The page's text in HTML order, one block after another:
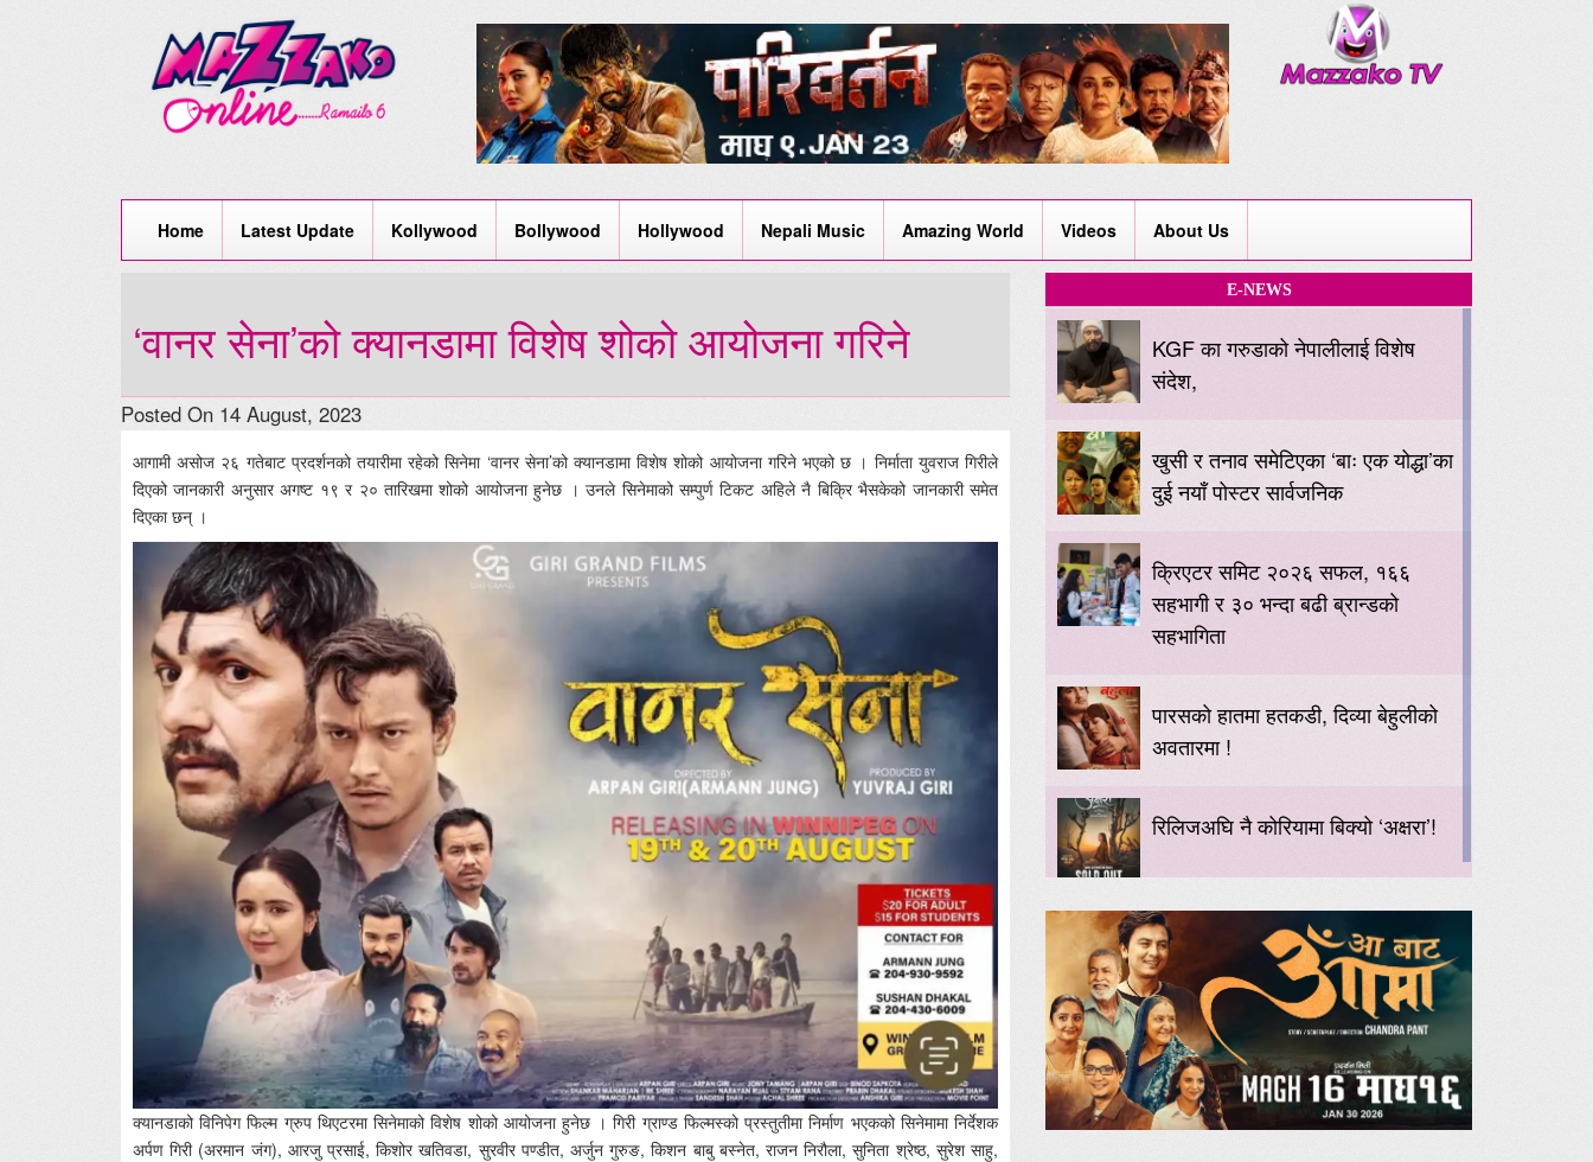
Home Latest Update Kollywood Bollywood Hollywood Nepali Music Amazing World Videos About Us
‘वानर सेना’को क्यानडामा विशेष शोको आयोजना गरिने
Posted On 14 August, 2023
आगामी असोज २६ गतेबाट प्रदर्शनको तयारीमा रहेको सिनेमा ‘वानर सेना’को क्यानडामा विशेष शोको आयोजना गरिने भएको छ । निर्माता युवराज गिरीले
दिएको जानकारी अनुसार अगष्ट १९ र २० तारिखमा शोको आयोजना हुनेछ । उनले सिनेमाको सम्पुर्ण टिकट अहिले नै बिक्रि भैसकेको जानकारी समेत
दिएका छन् ।
क्यानडाको विनिपेग फिल्म ग्रुप थिएटरमा सिनेमाको विशेष शोको आयोजना हुनेछ । गिरी ग्राण्ड फिल्मस्को प्रस्तुतीमा निर्माण भएकको सिनेमामा निर्देशक
अर्पण गिरी (अरमान जंग), आरजु प्रसाई, किशोर खतिवडा, सुरवीर पण्डीत, अर्जुन गुरुङ, किशन बाबु बस्नेत, राजन निरौला, सुनिता श्रेष्ठ, सुरेश साहु,
E-NEWS
KGF का गरुडाको नेपालीलाई विशेष
संदेश,
खुसी र तनाव समेटिएका ‘बाः एक योद्धा’का
दुई नयाँ पोस्टर सार्वजनिक
क्रिएटर समिट २०२६ सफल, १६६
सहभागी र ३० भन्दा बढी ब्रान्डको
सहभागिता
पारसको हातमा हतकडी, दिव्या बेहुलीको
अवतारमा !
रिलिजअघि नै कोरियामा बिक्यो ‘अक्षरा’!